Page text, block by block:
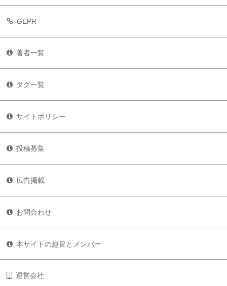
GEPR
著者一覧
タグ一覧
サイトポリシー
投稿募集
広告掲載
お問合わせ
本サイトの趣旨とメンバー
運営会社